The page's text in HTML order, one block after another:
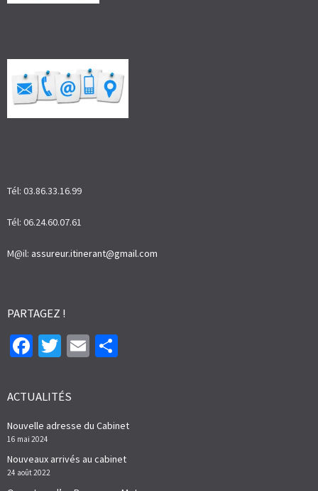
Tél: 03.86.33.16.99
Tél: 06.24.60.07.61
M@il: assureur.itinerant@gmail.com
PARTAGEZ !
Facebook
Twitter
Email
ACTUALITÉS
Nouvelle adresse du Cabinet
16 mai 2024
Nouveaux arrivés au cabinet
24 août 2022